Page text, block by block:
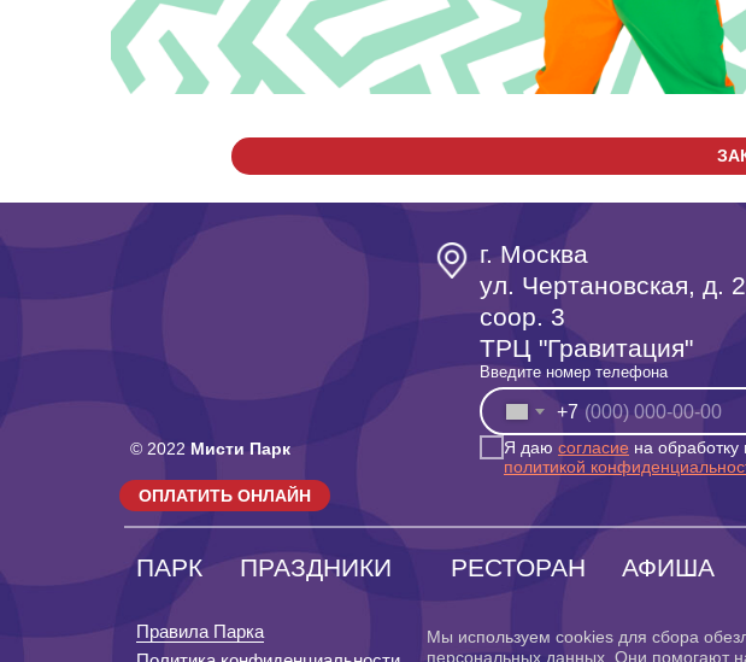
Введите номер телефона
+7
Я даю согласие на обработку
политикой
г. Москва
ул. Чертановская, д.
coop. 3
ТРЦ "Гравитация"
© 2022 Мисти Парк
Мы используем cookies для сбора
персональных данных. Они помогают
ПАРК ПРАЗДНИКИ РЕСТОРАН АФИША
Правила Парка
ОПЛАТИТЬ ОНЛАЙН